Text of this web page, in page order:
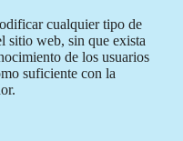
cualquier tipo de
sitio web, sin que exista
de los usuarios
suficiente con la